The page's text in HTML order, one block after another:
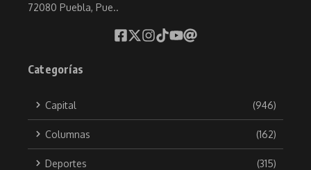
72080 Puebla, Pue..
Categorías
Capital (946)
Columnas (162)
Deportes (315)